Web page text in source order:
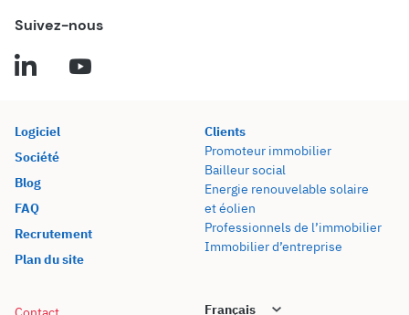
Suivez-nous
Logiciel
Société
Blog
FAQ
Recrutement
Plan du site
Clients
Promoteur immobilier
Bailleur social
Energie renouvelable solaire
et éolien
Professionnels de l’immobilier
Immobilier d’entreprise